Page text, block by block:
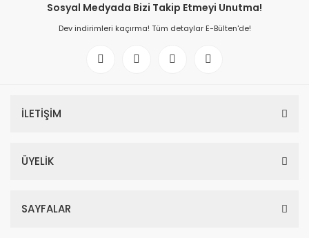
Sosyal Medyada Bizi Takip Etmeyi Unutma!
Dev indirimleri kaçırma! Tüm detaylar E-Bülten'de!
İLETİŞİM
ÜYELİK
SAYFALAR